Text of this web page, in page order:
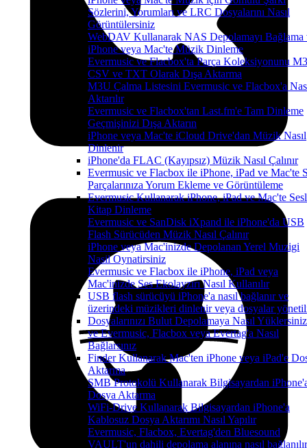
Sözlerini, Yorumları ve LRC Dosyalarını Nasıl
Görüntülersiniz
WebDAV Kullanarak NAS Depolamayı Bağlama
iPhone veya Mac'te Müzik Dinleme
Evermusic ve Flacbox'ta Parça Koleksiyonunu
CSV ve TXT Olarak Dışa Aktarma
M3U Çalma Listesini Evermusic ve Flacbox'a
Aktarılır
Evermusic ve Flacbox'tan Last.fm'e Tam Dinleme
Geçmişinizi Dışa Aktarın
iPhone veya Mac'te iCloud Drive'dan Müzik Nasıl
Dinlenir
iPhone'da FLAC (Kayıpsız) Müzik Nasıl Çalınır
Evermusic ve Flacbox ile iPhone, iPad ve Mac'te
Parçalarınıza Yorum Ekleme ve Görüntüleme
Evermusic Kullanarak iPhone, iPad ve Mac'te
Kitap Dinleme
Evermusic ve SanDisk iXpand ile iPhone'da USB
Flash Sürücüden Müzik Nasıl Çalınır
iPhone veya Mac'inizde Depolanan Yerel Muzigi
Nasil Oynatirsiniz
Evermusic ve Flacbox ile iPhone, iPad veya
Mac'inizde Ses Ekolayzırı Nasıl Kullanılır
USB flash sürücüyü iPhone'a nasıl bağlanır ve
üzerindeki müzikleri dinlenir veya dosyalar
Dosyalarınızı Bulut Depolamaya Nasıl Yüklersiniz
ve Evermusic, Flacbox veya Evertag'a Nasıl
Bağlarsınız
Finder Kullanarak Mac'ten iPhone veya iPad'e
Aktarma
SMB Protokolü Kullanarak Bilgisayardan
Dosya Aktarma
WiFi-Drive Kullanarak Bilgisayardan iPhone'a
Kablosuz Dosya Aktarımı Nasıl Yapılır
Evermusic, Flacbox, Evertag'den Bluesound
VAULT'un dahili depolama alanına nasıl bağlanılır